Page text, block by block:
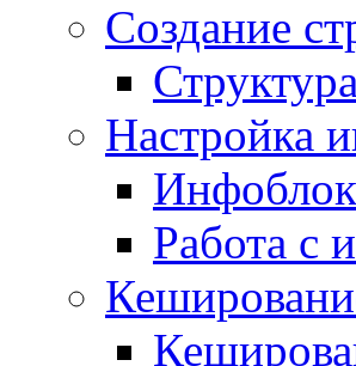
Создание
Настройка
Работа с